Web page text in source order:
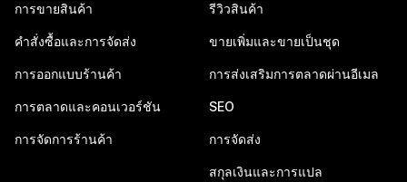
การขายสินค้า
คำสั่งซื้อและการจัดส่ง
การออกแบบร้านค้า
การตลาดและคอนเวอร์ชัน
การจัดการร้านค้า
รีวิวสินค้า
ขายเพิ่มและขายเป็นชุด
การส่งเสริมการตลาดผ่านอีเมล
SEO
การจัดส่ง
สกุลเงินและการแปล